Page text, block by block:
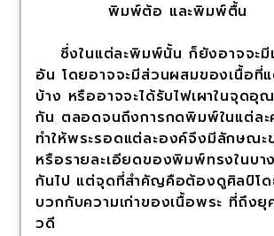
พิมพ์ต้อ และพิมพ์ตื้น
ซึ่งในแต่ละพิมพ์นั้น ก็ยังอาจจะ
อัน โดยอาจจะมีส่วนผสมของเนื้อที่
บ้าง หรืออาจจะได้รับไฟเผาในจุดอุ
กัน ตลอดจนถึงการกดพิมพ์ในแต่ล
ทำให้พระรอดแต่ละองค์จึงมีลักษณะ
หรือรายละเอียดของพิมพ์ทรงในบา
กันไป แต่จุดที่สำคัญคือต้องดูศิลป์โ
บวกกับความเก่าของเนื้อพระ ที่ถึงยุ
วดี